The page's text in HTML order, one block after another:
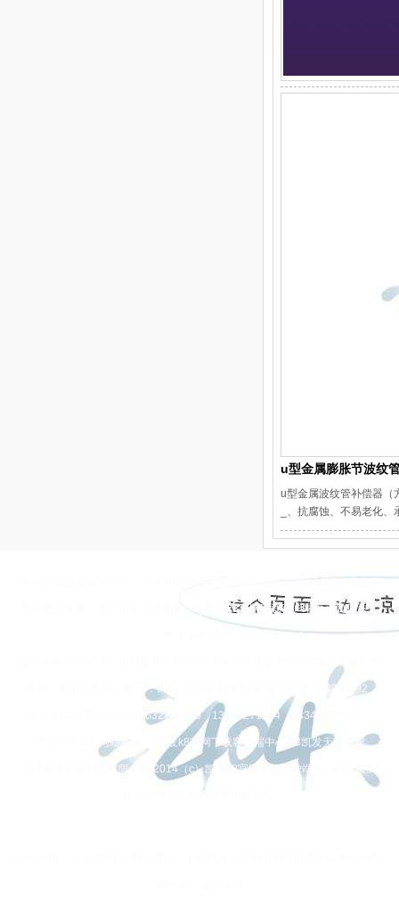
u型金属膨胀节波纹
u型金属波纹管补偿器（
_、抗腐蚀、不易老化
k8凯发天生赢
凯发k8官网下载客户端中心的联系方
公司名称:河北中浩机械制造有限公司 公司地址:河北省沧州市泊头市齐桥镇李
楼村（廊泊路西侧） 电话：0317-8300672 8300632 8300612 8300692
手机:18632750699 18632750799 13343271054 13343270064
17731755320 网站网址： 凯发k8官网下载客户端中心-k8凯发天生赢家
河北中浩机械制造有限公司 2014（c）凯发k8官网下载客户端中心的版权所